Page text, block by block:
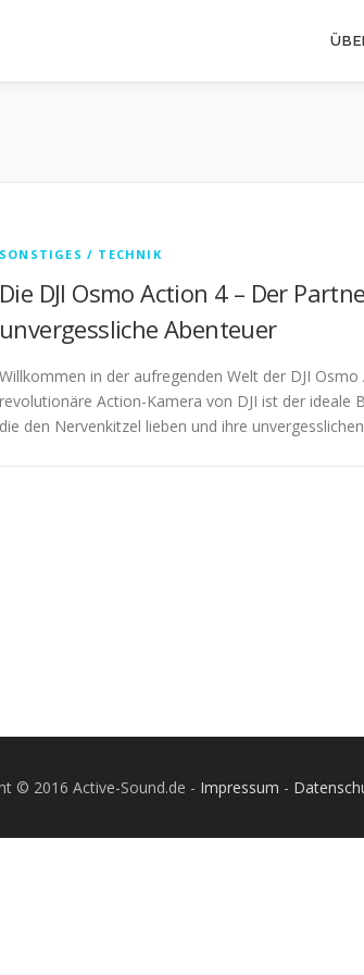
SONSTIGES / TECHNIK
Die DJI Osmo Action 4 – Der
unvergessliche Abenteuer
Willkommen in der aufregenden Welt der DJI Osmo
revolutionäre Action-Kamera von DJI ist der ideale
die den Nervenkitzel lieben und ihre
© 2016 Active-Sound.de - Impressum -